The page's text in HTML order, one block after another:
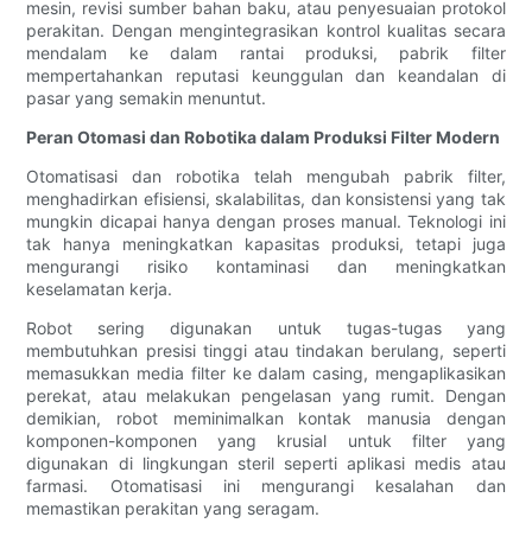
mesin, revisi sumber bahan baku, atau penyesuaian protokol
perakitan. Dengan mengintegrasikan kontrol kualitas secara
mendalam ke dalam rantai produksi, pabrik filter
mempertahankan reputasi keunggulan dan keandalan di
pasar yang semakin menuntut.
Peran Otomasi dan Robotika dalam Produksi Filter Modern
Otomatisasi dan robotika telah mengubah pabrik filter,
menghadirkan efisiensi, skalabilitas, dan konsistensi yang tak
mungkin dicapai hanya dengan proses manual. Teknologi ini
tak hanya meningkatkan kapasitas produksi, tetapi juga
mengurangi risiko kontaminasi dan meningkatkan
keselamatan kerja.
Robot sering digunakan untuk tugas-tugas yang
membutuhkan presisi tinggi atau tindakan berulang, seperti
memasukkan media filter ke dalam casing, mengaplikasikan
perekat, atau melakukan pengelasan yang rumit. Dengan
demikian, robot meminimalkan kontak manusia dengan
komponen-komponen yang krusial untuk filter yang
digunakan di lingkungan steril seperti aplikasi medis atau
farmasi. Otomatisasi ini mengurangi kesalahan dan
memastikan perakitan yang seragam.